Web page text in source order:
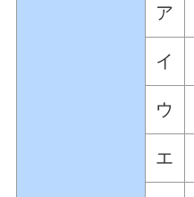
ア
イ
ウ
エ